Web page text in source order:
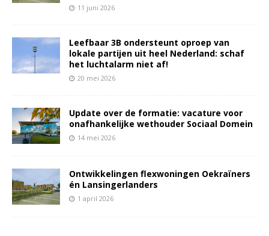
11 juni 2026
Leefbaar 3B ondersteunt oproep van
lokale partijen uit heel Nederland: schaf
het luchtalarm niet af!
20 mei 2026
Update over de formatie: vacature voor
onafhankelijke wethouder Sociaal Domein
14 mei 2026
Ontwikkelingen flexwoningen Oekraïners
én Lansingerlanders
1 april 2026